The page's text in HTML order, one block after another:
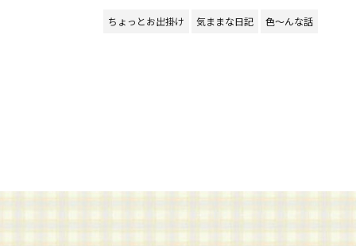
ちょっとお出掛け 気ままな日記 色～んな話